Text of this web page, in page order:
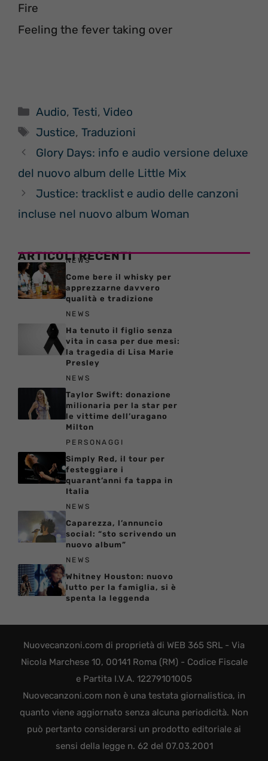
Fire
Feeling the fever taking over
Categorie
Audio,Testi,Video
Tag
Justice,Traduzioni
Glory Days: info e audio versione deluxe
del nuovo album delle Little Mix
Justice: tracklist e audio delle canzoni
incluse nel nuovo album Woman
ARTICOLI RECENTI
NEWS
Come bere il whisky per
apprezzarne davvero
qualità e tradizione
NEWS
Ha tenuto il figlio senza
vita in casa per due mesi:
la tragedia di Lisa Marie
Presley
NEWS
Taylor Swift: donazione
milionaria per la star per
le vittime dell’uragano
Milton
PERSONAGGI
Simply Red, il tour per
festeggiare i
quarant’anni fa tappa in
Italia
NEWS
Caparezza, l’annuncio
social: “sto scrivendo un
nuovo album”
NEWS
Whitney Houston: nuovo
lutto per la famiglia, si è
spenta la leggenda
Nuovecanzoni.com di proprietà di WEB 365 SRL - Via
Nicola Marchese 10, 00141 Roma (RM) - Codice Fiscale
e Partita I.V.A. 12279101005
Nuovecanzoni.com non è una testata giornalistica, in
quanto viene aggiornato senza alcuna periodicità. Non
può pertanto considerarsi un prodotto editoriale ai
sensi della legge n. 62 del 07.03.2001